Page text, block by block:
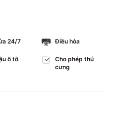
24/7 Điều hòa
ô tô
Cho phép thú
cưng